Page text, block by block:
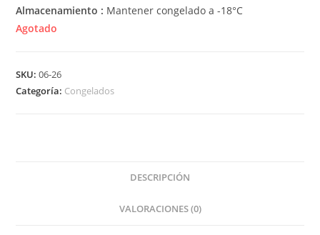
Almacenamiento : Mantener congelado a -18°C
Agotado
SKU:06-26
Categoría: Congelados
DESCRIPCIÓN
VALORACIONES (0)